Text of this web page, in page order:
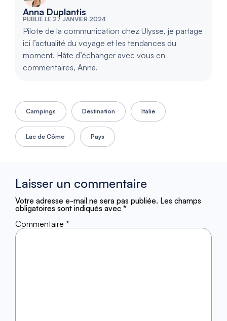
Anna Duplantis
PUBLIÉ LE 27 JANVIER 2024
Pilote de la communication chez Ulysse, je partage
ici l’actualité du voyage et les tendances du
moment. Hâte d’échanger avec vous en
commentaires, Anna.
Campings Destination Italie
Lac de Côme Pays
Laisser un commentaire
Votre adresse e-mail ne sera pas publiée. Les champs
obligatoires sont indiqués avec *
Commentaire *